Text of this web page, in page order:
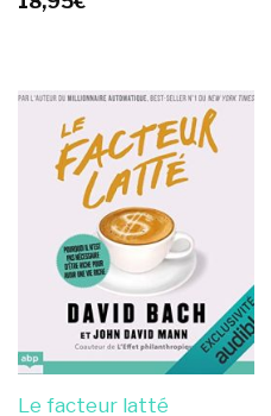
Le facteur latté